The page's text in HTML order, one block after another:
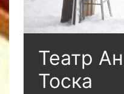
Театр
Тоска